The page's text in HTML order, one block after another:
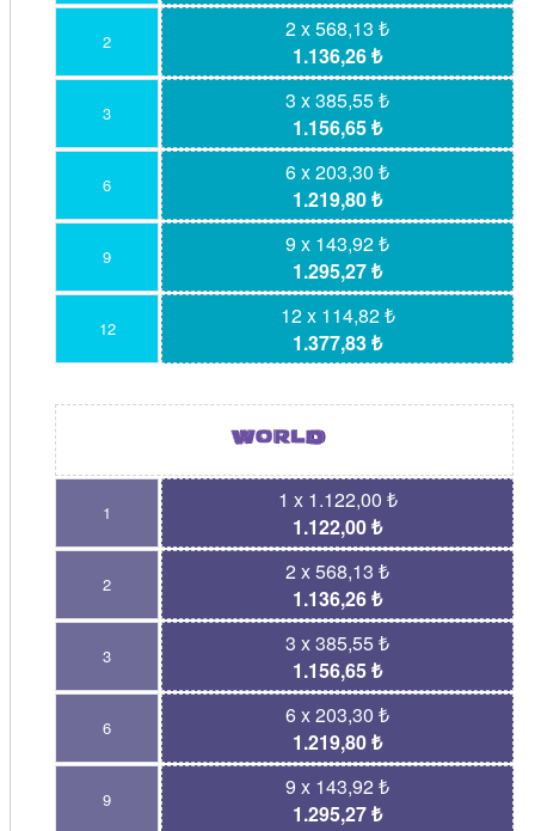
2
2 x 568,13 ₺
1.136,26 ₺
3
3 x 385,55 ₺
1.156,65 ₺
6
6 x 203,30 ₺
1.219,80 ₺
9
9 x 143,92 ₺
1.295,27 ₺
12
12 x 114,82 ₺
1.377,83 ₺
1
1 x 1.122,00 ₺
1.122,00 ₺
2
2 x 568,13 ₺
1.136,26 ₺
3
3 x 385,55 ₺
1.156,65 ₺
6
6 x 203,30 ₺
1.219,80 ₺
9
9 x 143,92 ₺
1.295,27 ₺